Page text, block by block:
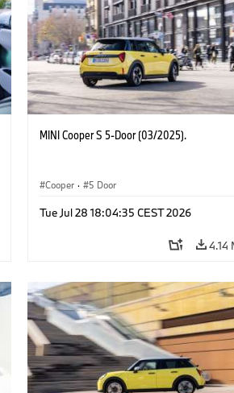
MINI Cooper S 5-Door (03/2025).
Cooper · 5 Door
Tue Jul 28 18:04:35 CEST 2026
4.14